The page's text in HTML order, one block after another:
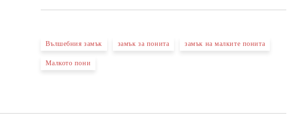
Вълшебния замък замък за понита замък на малките понита
Малкото пони